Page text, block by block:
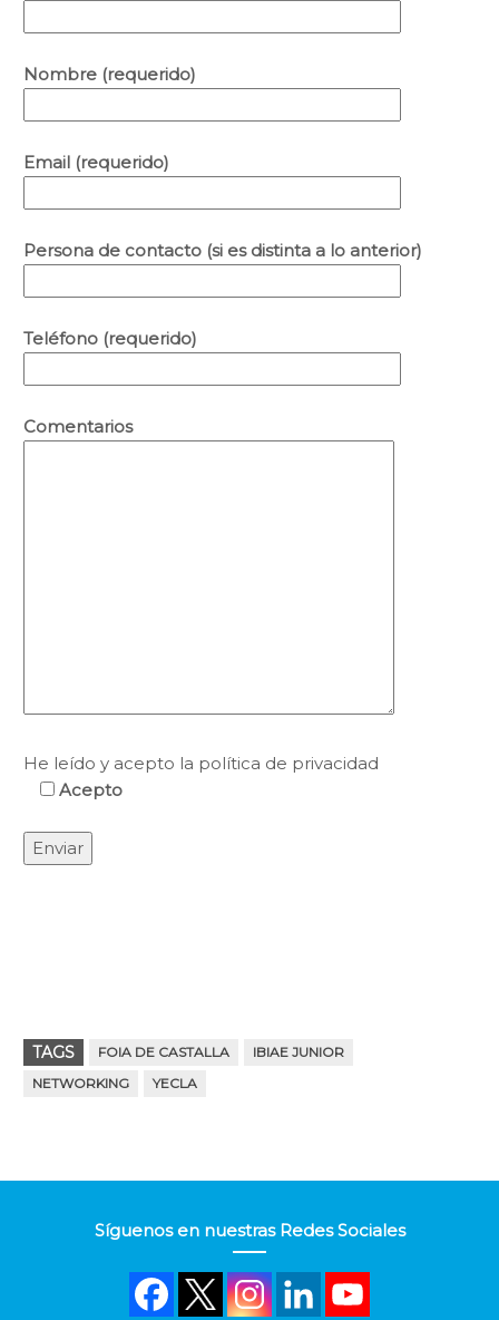
Nombre (requerido)
Email (requerido)
Persona de contacto (si es distinta a lo anterior)
Teléfono (requerido)
Comentarios
He leído y acepto la política de privacidad
Acepto
TAGS FOIA DE CASTALLA
IBIAE JUNIOR
NETWORKING
YECLA
Síguenos en nuestras Redes Sociales